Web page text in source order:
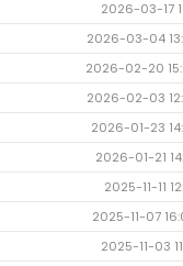
2026-03-17
2026-03-04
2026-02-20
2026-02-03
2026-01-23
2026-01-21
2025-11-11
2025-11-07
2025-11-03